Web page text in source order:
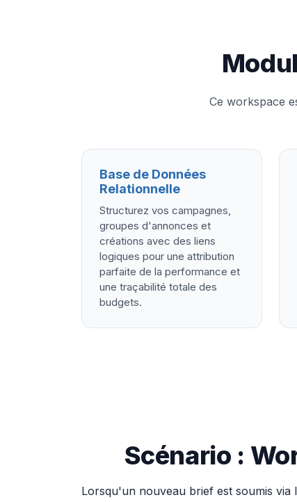
Ce workspace
Base de Données
Relationnelle
Structurez vos campagnes,
groupes d'annonces et
créations avec des liens
logiques pour une attribution
parfaite de la performance et
une traçabilité totale des
budgets.
Scénario :
Lorsqu'un nouveau brief est soumis via